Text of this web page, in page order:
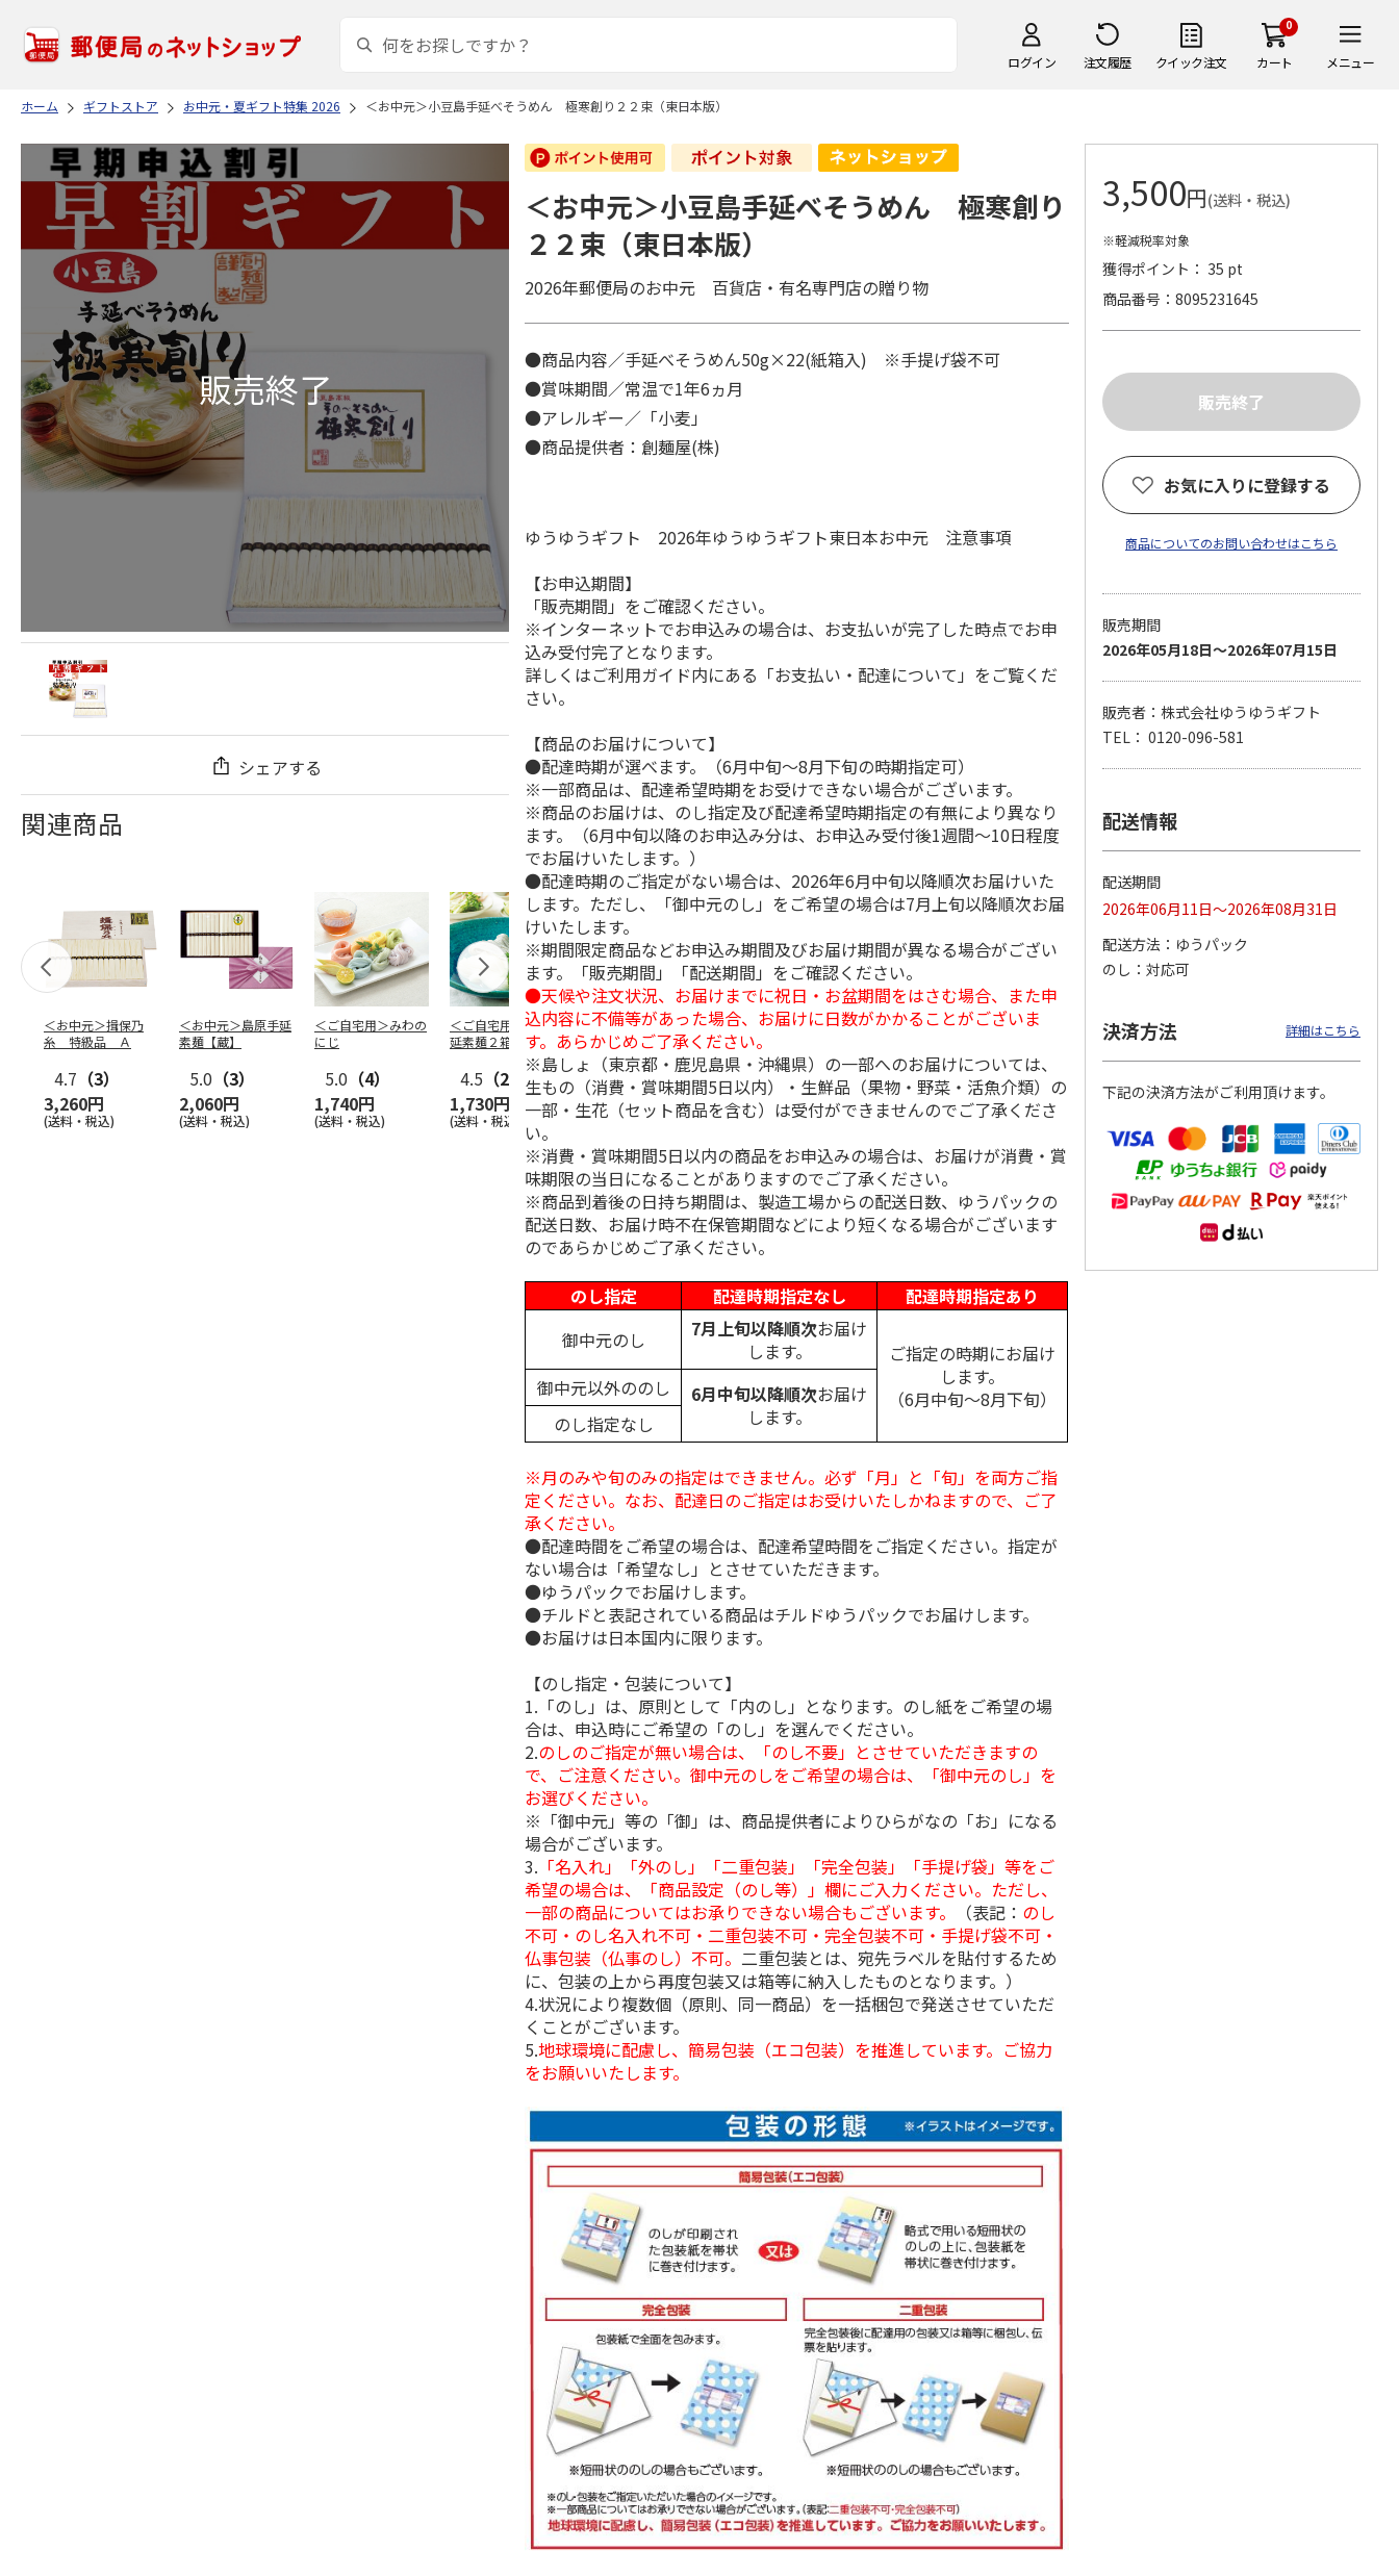
ログイン 注文履歴 クイック注文
0
カート メニュー
ホーム ギフトストア お中元・夏ギフト特集 2026 ＜お中元＞小豆島手延べそうめん 極寒創り２２束（東日本版）
シェアする
関連商品
＜お中元＞揖保乃
糸 特級品 Ａ
4.7 （3）
3,260円
(送料・税込)
＜お中元＞島原手延
素麺【蔵】
5.0 （3）
2,060円
(送料・税込)
＜ご自宅用＞みわの
にじ
5.0 （4）
1,740円
(送料・税込)
＜ご自宅用＞島原手
延素麺２箱・黒ごま
4.5 （2）
1,730円
(送料・税込)
＜お中元＞島原手延
素麺３ｋｇ【古（ひ
ね）】
5.0（2）
3,980円
(送料・税込)
＜お中元＞お徳用
「国産小麦」小豆島
手延べ素麺
5.0（1）
2,700円
(送料・税込)
＜ご自宅用＞島原手
（ひね）】
4.5（2）
2,940円
(送料・税込)
国産熟成 おいしい
す
5.0（1）
3,240円
(送料・税込)
＜お中元＞三輪素
麺 誉 Ｂ
2,950円
三輪素麺 正倉院文
様パッケージ細麺
白髭
4,200円
(送料・税込)
＜お中元＞小豆島手延べそうめん 極寒創り
２２束（東日本版）
2026年郵便局のお中元 百貨店・有名専門店の贈り物
●商品内容／手延べそうめん50g×22(紙箱入) ※手提げ袋不可
●賞味期間／常温で1年6ヵ月
●アレルギー／「小麦」
●商品提供者：創麺屋(株)
ゆうゆうギフト 2026年ゆうゆうギフト東日本お中元 注意事項
【お申込期間】
「販売期間」をご確認ください。
※インターネットでお申込みの場合は、お支払いが完了した時点でお申
込み受付完了となります。
詳しくはご利用ガイド内にある「お支払い・配達について」をご覧くだ
さい。
【商品のお届けについて】
●配達時期が選べます。（6月中旬～8月下旬の時期指定可）
※一部商品は、配達希望時期をお受けできない場合がございます。
※商品のお届けは、のし指定及び配達希望時期指定の有無により異なり
ます。（6月中旬以降のお申込み分は、お申込み受付後1週間～10日程度
でお届けいたします。）
●配達時期のご指定がない場合は、2026年6月中旬以降順次お届けいた
します。ただし、「御中元のし」をご希望の場合は7月上旬以降順次お届
けいたします。
※期間限定商品などお申込み期間及びお届け期間が異なる場合がござい
ます。「販売期間」「配送期間」をご確認ください。
●天候や注文状況、お届けまでに祝日・お盆期間をはさむ場合、また申
込内容に不備等があった場合、お届けに日数がかかることがございま
す。あらかじめご了承ください。
※島しょ（東京都・鹿児島県・沖縄県）の一部へのお届けについては、
生もの（消費・賞味期間5日以内）・生鮮品（果物・野菜・活魚介類）の
一部・生花（セット商品を含む）は受付ができませんのでご了承くださ
い。
※消費・賞味期間5日以内の商品をお申込みの場合は、お届けが消費・賞
味期限の当日になることがありますのでご了承ください。
※商品到着後の日持ち期間は、製造工場からの配送日数、ゆうパックの
配送日数、お届け時不在保管期間などにより短くなる場合がございます
のであらかじめご了承ください。
のし指定
配達時期指定なし
配達時期指定あり
御中元のし
7月上旬以降順次お届け
します。
ご指定の時期にお届け
します。
（6月中旬～8月下旬）
御中元以外ののし 6月中旬以降順次お届け
します。
のし指定なし
※月のみや旬のみの指定はできません。必ず「月」と「旬」を両方ご指
定ください。なお、配達日のご指定はお受けいたしかねますので、ご了
承ください。
●配達時間をご希望の場合は、配達希望時間をご指定ください。指定が
ない場合は「希望なし」とさせていただきます。
●ゆうパックでお届けします。
●チルドと表記されている商品はチルドゆうパックでお届けします。
●お届けは日本国内に限ります。
【のし指定・包装について】
1.「のし」は、原則として「内のし」となります。のし紙をご希望の場
合は、申込時にご希望の「のし」を選んでください。
2.のしのご指定が無い場合は、「のし不要」とさせていただきますの
で、ご注意ください。御中元のしをご希望の場合は、「御中元のし」を
お選びください。
※「御中元」等の「御」は、商品提供者によりひらがなの「お」になる
場合がございます。
3. 「名入れ」「外のし」「二重包装」「完全包装」「手提げ袋」等をご
希望の場合は、「商品設定（のし等）」欄にご入力ください。ただし、
一部の商品についてはお承りできない場合もございます。
（表記： のし
不可・のし名入れ不可・二重包装不可・完全包装不可・手提げ袋不可・
仏事包装（仏事のし）不可。 二重包装とは、宛先ラベルを貼付するため
に、包装の上から再度包装又は箱等に納入したものとなります。）
4.状況により複数個（原則、同一商品）を一括梱包で発送させていただ
くことがございます。
5.地球環境に配慮し、簡易包装（エコ包装）を推進しています。ご協力
をお願いいたします。
3,500円(送料・税込)
※軽減税率対象
獲得ポイント： 35 pt
商品番号
8095231645
お気に入りに登録する
商品についてのお問い合わせはこちら
販売期間
2026年05月18日～2026年07月15日
販売者：株式会社ゆうゆうギフト
TEL： 0120-096-581
配送情報
配送期間
2026年06月11日～2026年08月31日
配送方法
ゆうパック
のし
対応可
決済方法 詳細はこちら
下記の決済方法がご利用頂けます。